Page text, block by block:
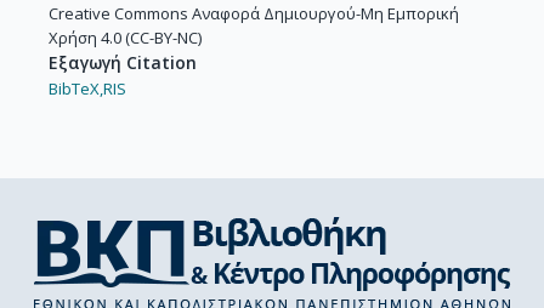
Creative Commons Αναφορά Δημιουργού-Μη Εμπορική
Χρήση 4.0 (CC-BY-NC)
Εξαγωγή Citation
BibTeX,RIS